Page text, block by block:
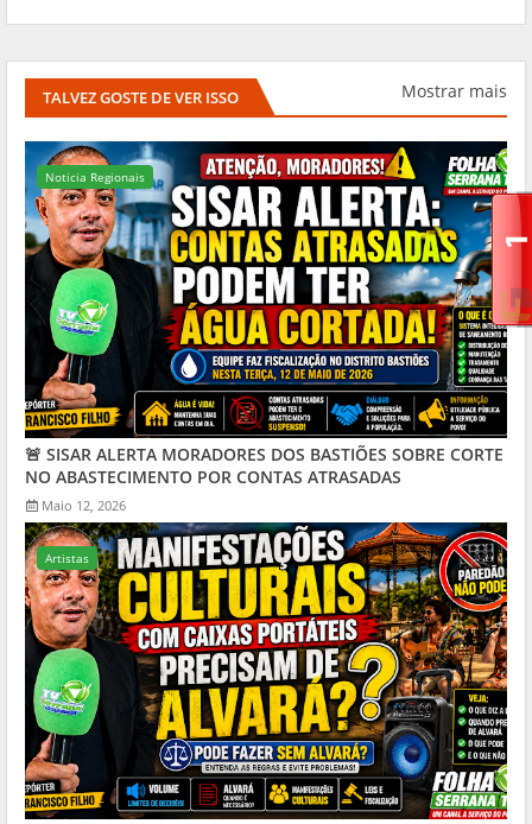
TALVEZ GOSTE DE VER ISSO Mostrar mais
Noticia Regionais
🚨 SISAR ALERTA MORADORES DOS BASTIÕES SOBRE CORTE
NO ABASTECIMENTO POR CONTAS ATRASADAS
Maio 12, 2026
Artistas